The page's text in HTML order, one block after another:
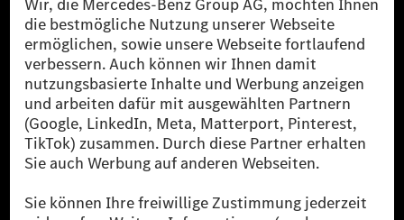
reduzierte CO₂-Emissionen bei der Mercedes-Benz Group durch
zertifizierte Ausgleichsprojekte kompensiert werden.
[2] Renewable Charging ist ein integraler Bestandteil von MB.CHARGE
Public in Europa, den USA, Kanada und China. Sofern an der jeweiligen
Ladestation noch kein Strom aus erneuerbaren Energien vorliegt,
verwendet Renewable Charging Grünstromzertifikate*. Diese stellen
sicher, dass für Ladevorgänge über MB.CHARGE Public eine äquivalente
Strommenge aus erneuerbaren Energien ins Stromnetz eingespeist wird.
Sie stammen ausschließlich aus Wind- und Solarkraftanlagen, die jünger
als sechs Jahre sind.
* Inkl. EKOenergy Ökolabel
* Die angegebenen Werte wurden nach dem vorgeschriebenen
Messverfahren WLTP (Worldwide harmonised Light vehicles Test